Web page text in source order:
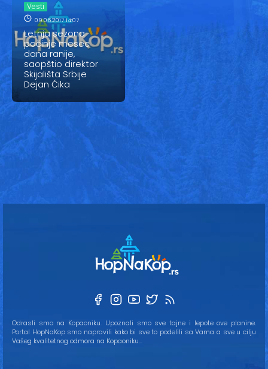
Vesti
09.06.2017 14:07
Letnja sezona
počinje mesec
dana ranije,
saopštio direktor
Skijališta Srbije
Dejan Ćika
Odrasli smo na Kopaoniku. Upoznali smo sve tajne i lepote ove planine.
Portal HopNaKop smo napravili kako bi sve to podelili sa Vama a sve u cilju
Vašeg kvalitetnog odmora na Kopaoniku...